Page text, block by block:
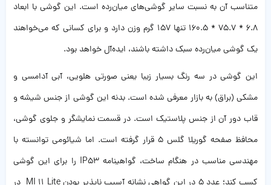
متناسب آن به نسبت سایر گوشی‌های میان‌رده است. این گوشی با ابعاد
6.8 * 75.7 * 160.5 تنها 157 گرم وزن دارد و برای کسانی که می‌خواهند
یک گوشی میان‌رده سبک داشته باشند، ایده‌آل خواهد بود.
این گوشی در سه رنگ بسیار زیبا یعنی صورتی هلویی، آبی آدامسی و
مشکی (براق) به بازار معرفی شده است. بدنه این گوشی از جنس شیشه و
قاب دور آن از جنس پلاستیک است. در قسمت نمایشگر و جلوی گوشی،
محافظ صفحه گوریلا گلس 5 قرار گرفته است. اما شیائومی توانسته با
مهندسی مناسب در هنگام ساخت، گواهینامه IP53 را برای این گوشی